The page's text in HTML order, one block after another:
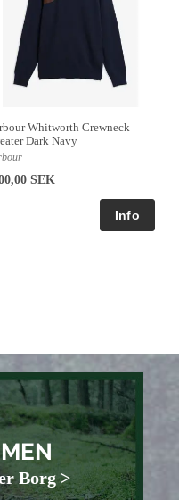
Whitworth Crewneck
Dark Navy
SEK
Borg >